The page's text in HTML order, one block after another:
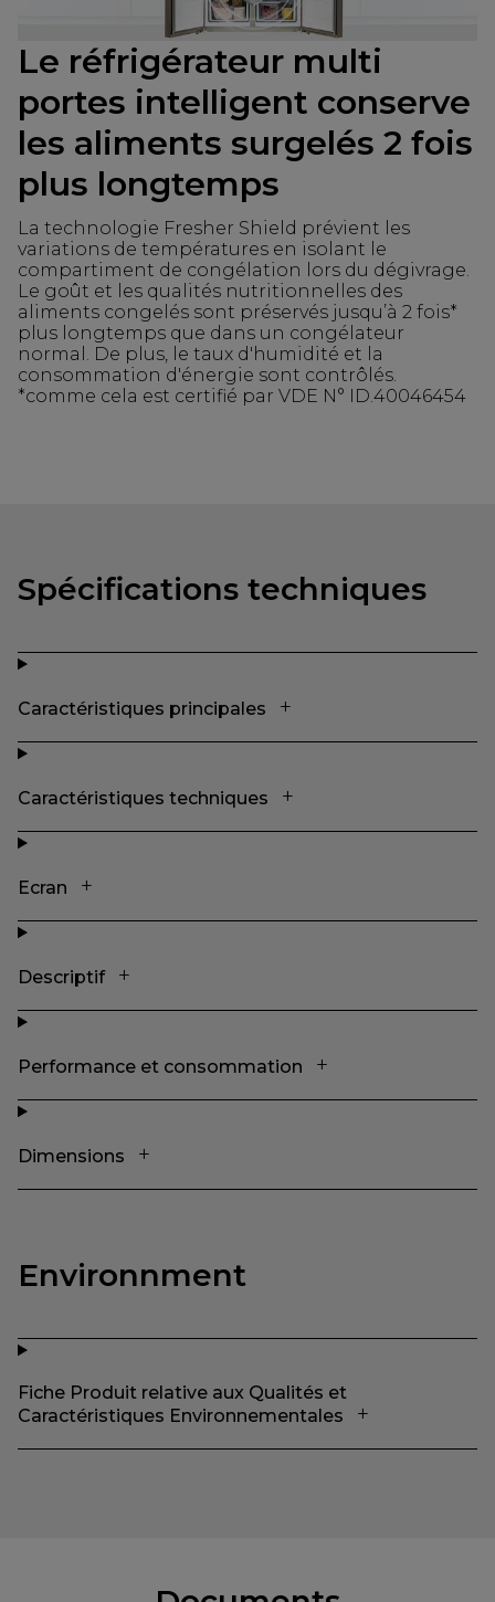
Le réfrigérateur multi
portes intelligent conserve
les aliments surgelés 2 fois
plus longtemps
La technologie Fresher Shield prévient les
variations de températures en isolant le
compartiment de congélation lors du dégivrage.
Le goût et les qualités nutritionnelles des
aliments congelés sont préservés jusqu’à 2 fois*
plus longtemps que dans un congélateur
normal. De plus, le taux d'humidité et la
consommation d'énergie sont contrôlés.
*comme cela est certifié par VDE N° ID.40046454
Spécifications techniques
Caractéristiques principales
Caractéristiques techniques
Ecran
Descriptif
Performance et consommation
Dimensions
Environnment
Fiche Produit relative aux Qualités et
Caractéristiques Environnementales